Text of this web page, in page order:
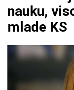
nauku,
mlade KS